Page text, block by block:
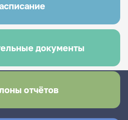
документы
отчётов